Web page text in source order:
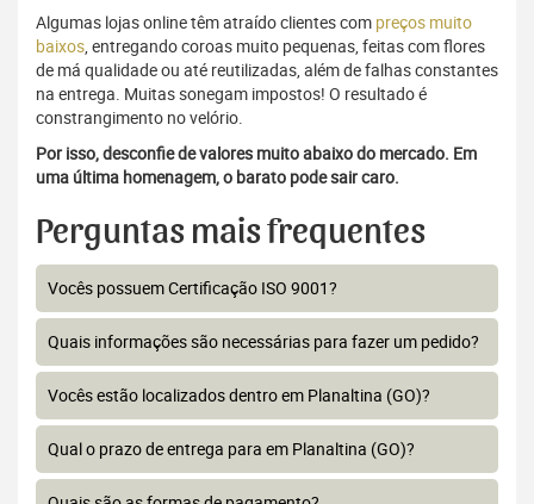
Algumas lojas online têm atraído clientes com preços muito
baixos, entregando coroas muito pequenas, feitas com flores
de má qualidade ou até reutilizadas, além de falhas constantes
na entrega. Muitas sonegam impostos! O resultado é
constrangimento no velório.
Por isso, desconfie de valores muito abaixo do mercado. Em
uma última homenagem, o barato pode sair caro.
Perguntas mais frequentes
Vocês possuem Certificação ISO 9001?
Quais informações são necessárias para fazer um pedido?
Vocês estão localizados dentro em Planaltina (GO)?
Qual o prazo de entrega para em Planaltina (GO)?